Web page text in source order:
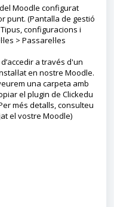
Moodle configurat
punt. (Pantalla de gestió
configuracions i
> Passarel·les
a través d'un
en nostre Moodle.
una carpeta amb
el plugin de Clickedu
més detalls, consulteu
el vostre Moodle)